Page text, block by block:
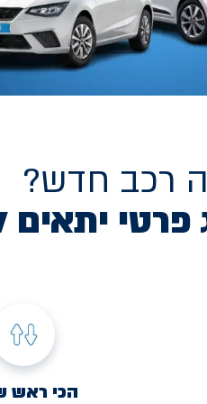
רכב חדש?
פרטי יתאים
הכי ראש